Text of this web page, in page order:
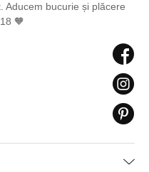
Aducem bucurie și plăcere
🧡